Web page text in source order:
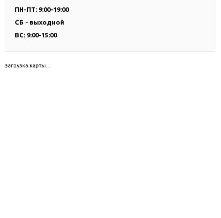
ПН-ПТ: 9:00-19:00
СБ - выходной
ВС: 9:00-15:00
загрузка карты...